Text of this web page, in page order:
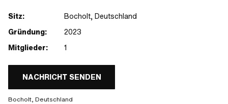
Sitz:
Bocholt, Deutschland
Gründung:
2023
Mitglieder:
1
NACHRICHT SENDEN
Bocholt, Deutschland